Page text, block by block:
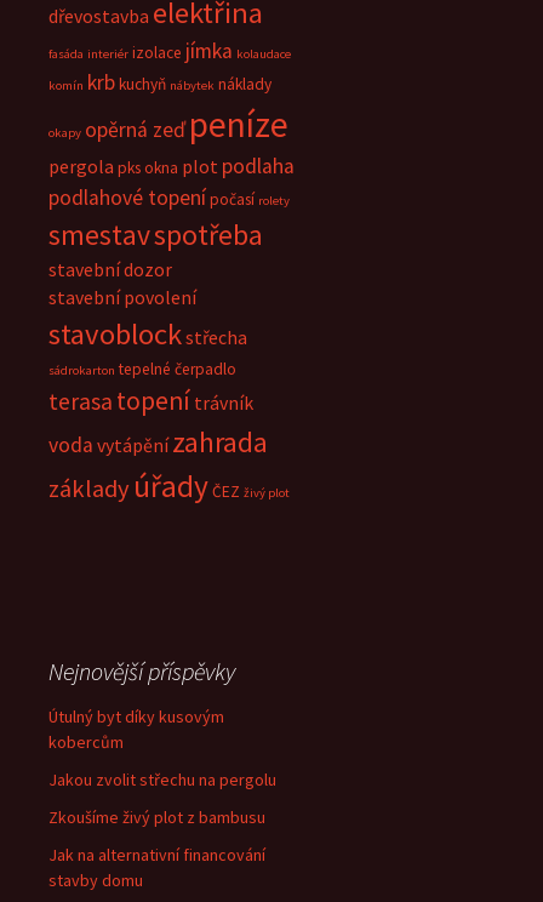
dřevostavba elektřina
fasáda interiér izolace jímka kolaudace
komín krbkuchyň nábytek náklady
okapy opěrná zeď peníze
pergola pks okna plot podlaha
podlahové topenípočasí rolety
smestavspotřeba
stavební dozor
stavební povolení
stavoblockstřecha
sádrokarton tepelné čerpadlo
terasa topení trávník
voda vytápění zahrada
základyúřadyČEZ živý plot
Nejnovější příspěvky
Útulný byt díky kusovým
kobercům
Jakou zvolit střechu na pergolu
Zkoušíme živý plot z bambusu
Jak na alternativní financování
stavby domu